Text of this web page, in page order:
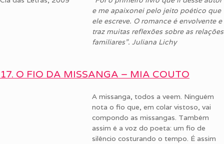
e me apaixonei pelo jeito poético que
ele escreve. O romance é envolvente e
traz muitas reflexões sobre as relações
familiares”. Juliana Lichy
17. O FIO DA MISSANGA – MIA COUTO
A missanga, todos a veem. Ninguém
nota o fio que, em colar vistoso, vai
compondo as missangas. Também
assim é a voz do poeta: um fio de
silêncio costurando o tempo. É assim